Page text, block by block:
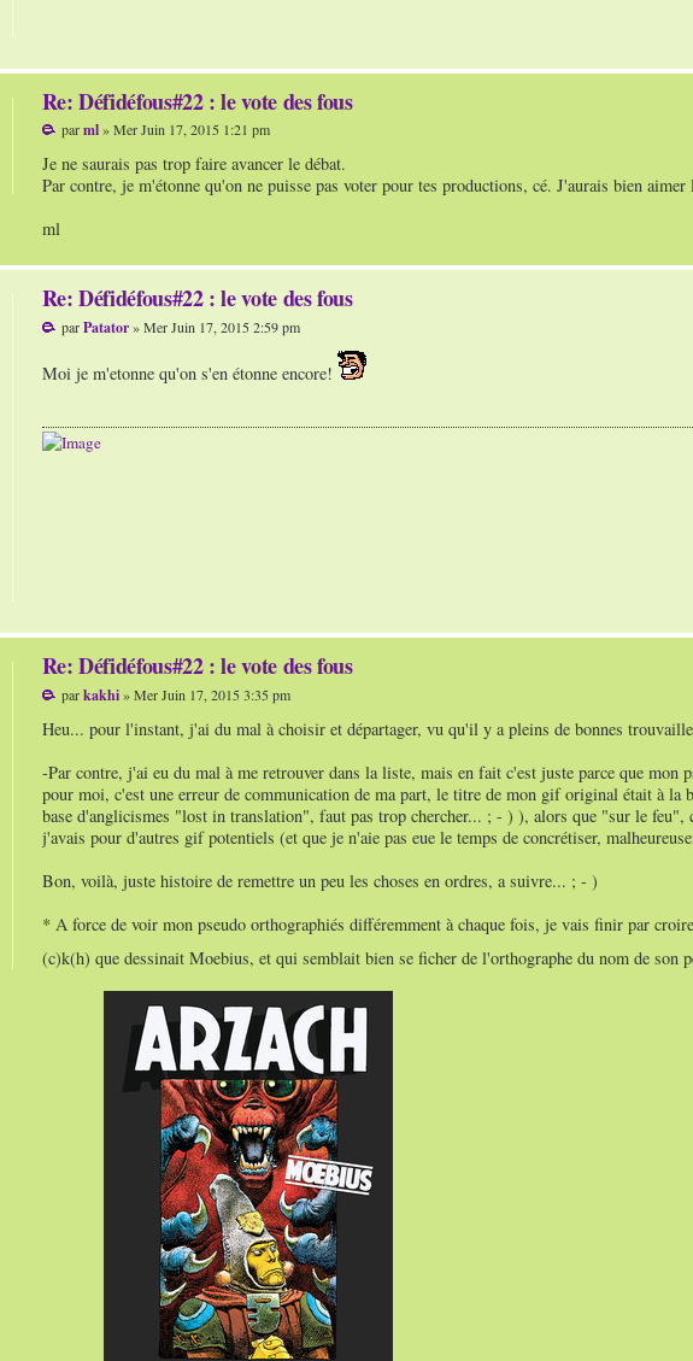
Re: Défidéfous#22 : le vote des fous
parml» Mer Juin 17, 2015 1:21 pm
Je ne saurais pas trop faire avancer le débat.
Par contre, je m'étonne qu'on ne puisse pas voter pour tes productions, cé. J'aurais bien
ml
Re: Défidéfous#22 : le vote des fous
parPatator» Mer Juin 17, 2015 2:59 pm
Moi je m'etonne qu'on s'en étonne encore!
Re: Défidéfous#22 : le vote des fous
parkakhi» Mer Juin 17, 2015 3:35 pm
Heu... pour l'instant, j'ai du mal à choisir et départager, vu qu'il y a pleins de bonnes
-Par contre, j'ai eu du mal à me retrouver dans la liste, mais en fait c'est juste parce que
pour moi, c'est une erreur de communication de ma part, le titre de mon gif original était à la
base d'anglicismes "lost in translation", faut pas trop chercher... ; - ) ), alors que "sur le feu",
j'avais pour d'autres gif potentiels (et que je n'aie pas eue le temps de concrétiser,
Bon, voilà, juste histoire de remettre un peu les choses en ordres, a suivre... ; - )
* A force de voir mon pseudo orthographiés différemment à chaque fois, je vais finir par
(c)k(h) que dessinait Moebius, et qui semblait bien se ficher de l'orthographe du nom de son